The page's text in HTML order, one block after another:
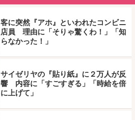
客に突然『アホ』といわれたコンビニ
店員 理由に「そりゃ驚くわ！」「知
らなかった！」
サイゼリヤの『貼り紙』に２万人が反
響 内容に「すごすぎる」「時給を倍
に上げて」